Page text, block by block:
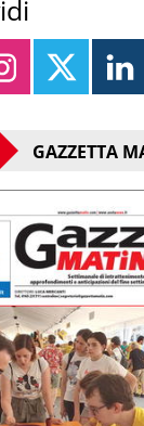
GAZZETTA